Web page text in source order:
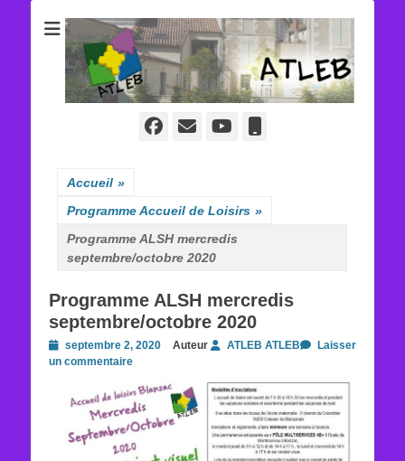
ATLEB
Facebook
E-
YouTube
Accueil »
Programme Accueil de Loisirs »
Programme ALSH mercredis
septembre/octobre 2020
Programme ALSH mercredis
septembre/octobre 2020
Posted
on
septembre 2, 2020 Auteur ATLEB ATLEB
Laisser
un commentaire